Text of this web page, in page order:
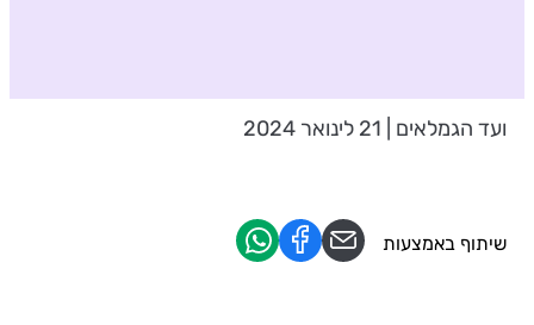
ועד הגמלאים | 21 לינואר 2024
שיתוף באמצעות